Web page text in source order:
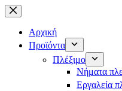
Μετάβαση
στο
περιεχόμενο
Αρχική
Προϊόντα
Πλέξιμο
Νήματα
Εργαλεία